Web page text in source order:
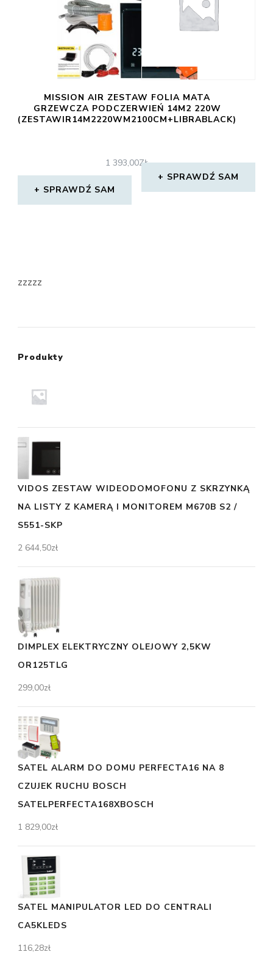
MISSION AIR ZESTAW FOLIA MATA
GRZEWCZA PODCZERWIEŃ 14M2 220W
(ZESTAWIR14M2220WM2100CM+LIBRABLACK)
1 393,00ZŁ
SPRAWDŹ SAM
SPRAWDŹ SAM
zzzzz
Produkty
VIDOS ZESTAW WIDEODOMOFONU Z SKRZYNKĄ
NA LISTY Z KAMERĄ I MONITOREM M670B S2 /
S551-SKP
2 644,50zł
DIMPLEX ELEKTRYCZNY OLEJOWY 2,5KW
OR125TLG
299,00zł
SATEL ALARM DO DOMU PERFECTA16 NA 8
CZUJEK RUCHU BOSCH
SATELPERFECTA168XBOSCH
1 829,00zł
SATEL MANIPULATOR LED DO CENTRALI
CA5KLEDS
116,28zł